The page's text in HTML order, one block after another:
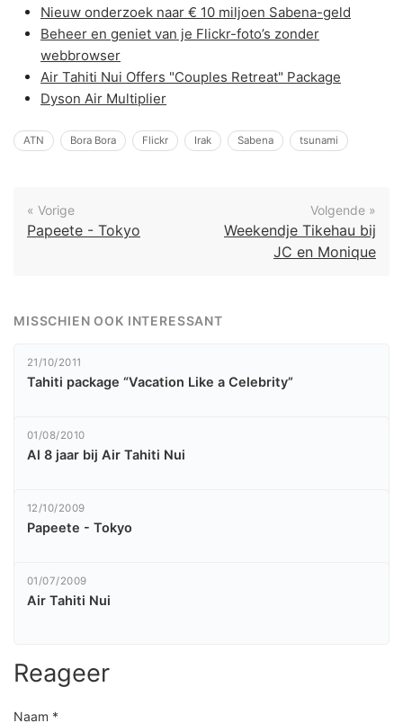
Nieuw onderzoek naar € 10 miljoen Sabena-geld
Beheer en geniet van je Flickr-foto’s zonder
webbrowser
Air Tahiti Nui Offers "Couples Retreat" Package
Dyson Air Multiplier
ATN Bora Bora Flickr Irak Sabena tsunami
« Vorige
Papeete - Tokyo
Volgende »
Weekendje Tikehau bij
JC en Monique
MISSCHIEN OOK INTERESSANT
21/10/2011
Tahiti package “Vacation Like a Celebrity”
01/08/2010
Al 8 jaar bij Air Tahiti Nui
12/10/2009
Papeete - Tokyo
01/07/2009
Air Tahiti Nui
Reageer
Naam *